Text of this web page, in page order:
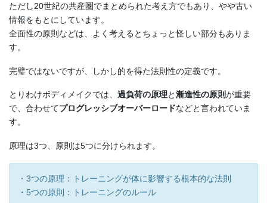
ただし20世紀の共産圏でまとめられた考え方でもあり、やや古い
情報をもとにしています。
全面性の原則などは、よく考えるとちょっと怪しい部分もありま
す。
完璧ではないですが、しかし的を得た法則性の定義です。
とりわけボディメイクでは、 過負荷の原理と漸進性の原則が重要
で、合わせてプログレッシブオーバーロードなどと言われていま
す。
原理は3つ、原則は5つに分けられます。
・3つの原理：トレーニングが体に影響する根本的な法則
・5つの原則：トレーニングのルール